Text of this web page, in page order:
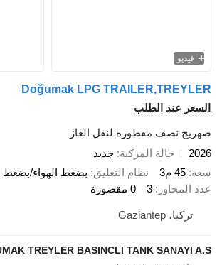
فيديو
Doğumak LPG TRAILER,TREYLER
السعر عند الطلب
صهريج نصف مقطورة لنقل الغاز
2026
حالة المركبة جديد
سعة 45 م3 نظام التعليق بضغط الهواء/بضغط
عدد المحاور
3 0 مقصورة
تركيا، Gaziantep
TREYLER BASINCLI TANK SANAYI A.S.